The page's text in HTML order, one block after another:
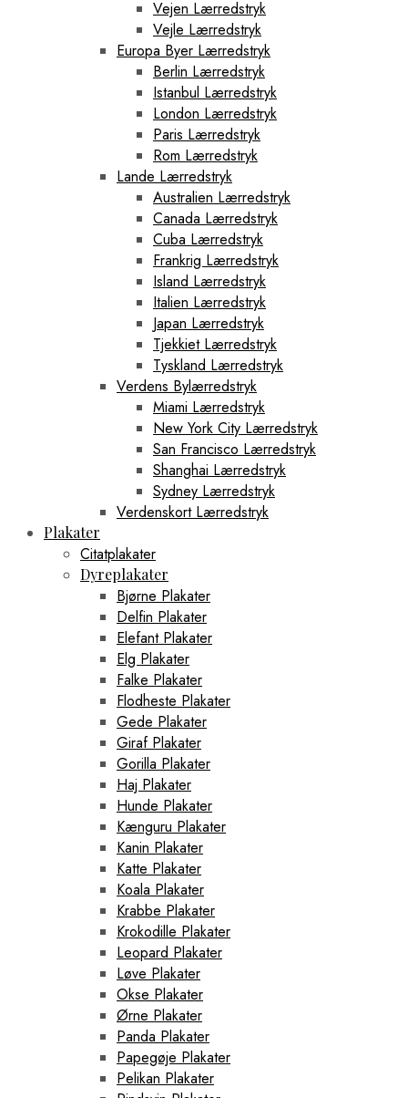
Vejen Lærredstryk
Vejle Lærredstryk
Europa Byer Lærredstryk
Berlin Lærredstryk
Istanbul Lærredstryk
London Lærredstryk
Paris Lærredstryk
Rom Lærredstryk
Lande Lærredstryk
Australien Lærredstryk
Canada Lærredstryk
Cuba Lærredstryk
Frankrig Lærredstryk
Island Lærredstryk
Italien Lærredstryk
Japan Lærredstryk
Tjekkiet Lærredstryk
Tyskland Lærredstryk
Verdens Bylærredstryk
Miami Lærredstryk
New York City Lærredstryk
San Francisco Lærredstryk
Shanghai Lærredstryk
Sydney Lærredstryk
Verdenskort Lærredstryk
Plakater
Citatplakater
Dyreplakater
Bjørne Plakater
Delfin Plakater
Elefant Plakater
Elg Plakater
Falke Plakater
Flodheste Plakater
Gede Plakater
Giraf Plakater
Gorilla Plakater
Haj Plakater
Hunde Plakater
Kænguru Plakater
Kanin Plakater
Katte Plakater
Koala Plakater
Krabbe Plakater
Krokodille Plakater
Leopard Plakater
Løve Plakater
Okse Plakater
Ørne Plakater
Panda Plakater
Papegøje Plakater
Pelikan Plakater